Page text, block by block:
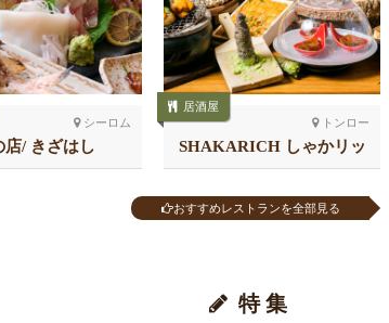
シーロム
店/ きざはし
トンロー
居酒屋
SHAKARICH しゃかリッ
チ トンロー
おすすめレストランを全部見る
特集